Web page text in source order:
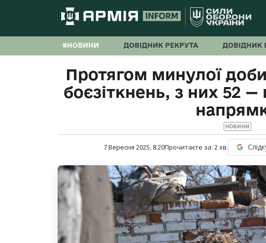
#НОВИНИ ДОВІДНИК РЕКРУТА ДОВІДНИК
Протягом минулої
боєзіткнень, з них 52
НОВИНИ
7 Вересня 2025, 8:20Прочитаєте за: 2хв.